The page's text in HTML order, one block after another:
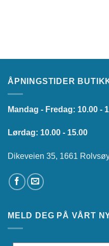
ÅPNINGSTIDER
Mandag - Fredag: 10.00 -
Lørdag: 10.00 - 15.00
Dikeveien 35, 1661
MELD DEG PÅ VÅRT